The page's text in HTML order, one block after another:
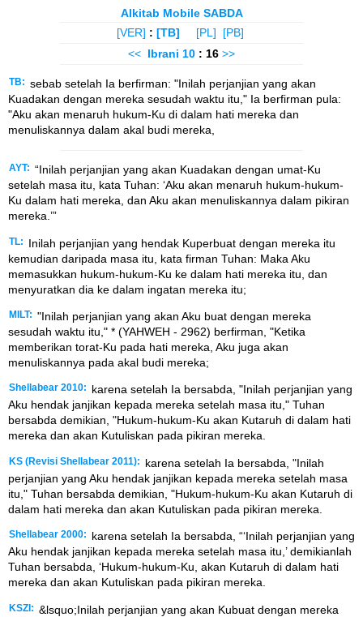
Alkitab Mobile SABDA
[VER] : [TB] [PL]
[PB]
<< Ibrani 10 : 16 >>
TB: sebab setelah Ia berfirman: "Inilah perjanjian yang akan
Kuadakan dengan mereka sesudah waktu itu," Ia berfirman pula:
"Aku akan menaruh hukum-Ku di dalam hati mereka dan
menuliskannya dalam akal budi mereka,
AYT: “Inilah perjanjian yang akan Kuadakan dengan umat-Ku
setelah masa itu, kata Tuhan: ‘Aku akan menaruh hukum-hukum-
Ku dalam hati mereka, dan Aku akan menuliskannya dalam pikiran
mereka.’”
TL:
Inilah perjanjian yang hendak Kuperbuat dengan mereka itu
kemudian daripada masa itu, kata firman Tuhan: Maka Aku
memasukkan hukum-hukum-Ku ke dalam hati mereka itu, dan
menyuratkan dia ke dalam ingatan mereka itu;
MILT: "Inilah perjanjian yang akan Aku buat dengan mereka
sesudah waktu itu," * (YAHWEH - 2962) berfirman, "Ketika
memberikan torat-Ku pada hati mereka, Aku juga akan
menuliskannya pada akal budi mereka;
Shellabear 2010:
karena setelah Ia bersabda, "Inilah perjanjian yang
Aku hendak janjikan kepada mereka setelah masa itu," Tuhan
bersabda demikian, "Hukum-hukum-Ku akan Kutaruh di dalam hati
mereka dan akan Kutuliskan pada pikiran mereka.
KS (Revisi Shellabear 2011):
karena setelah Ia bersabda, "Inilah
perjanjian yang Aku hendak janjikan kepada mereka setelah masa
itu," Tuhan bersabda demikian, "Hukum-hukum-Ku akan Kutaruh di
dalam hati mereka dan akan Kutuliskan pada pikiran mereka.
Shellabear 2000:
karena setelah Ia bersabda, “‘Inilah perjanjian yang
Aku hendak janjikan kepada mereka setelah masa itu,’ demikianlah
Tuhan bersabda, ‘Hukum-hukum-Ku, akan Kutaruh di dalam hati
mereka dan akan Kutuliskan pada pikiran mereka.
KSZI: &lsquo;Inilah perjanjian yang akan Kubuat dengan mereka